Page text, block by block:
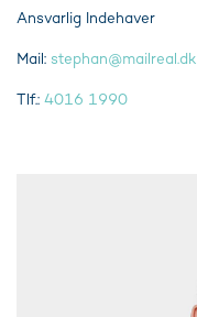
Ansvarlig Indehaver
Mail: stephan@mailreal.dk
Tlf.: 4016 1990